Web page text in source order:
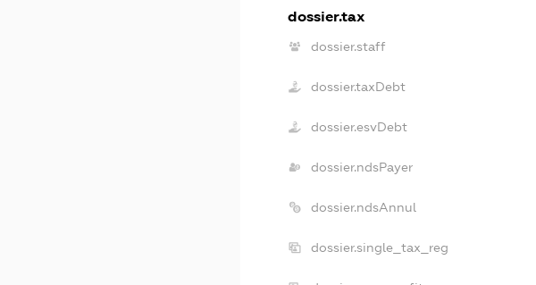
dossier.tax
dossier.staff
dossier.taxDebt
dossier.esvDebt
dossier.ndsPayer
dossier.ndsAnnul
dossier.single_tax_reg